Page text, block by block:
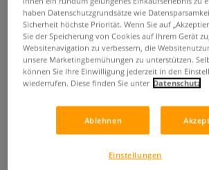
Retro Style Makramee
0 Bewertungen
im angesgten Retro-Style.
Mehr
haben Datenschutzgrundsätze wie
Sicherheit höchste Priorität. Wenn Sie auf
Sie der Speicherung von Cookies auf Ihrem Gerät
Websitenavigation zu verbessern, die
unsere Marketingbemühungen zu unterstützen.
können Sie Ihre Einwilligung jederzeit in den
wiederrufen. Diese finden Sie unter Datenschutz
Ablehnen
Einstellungen